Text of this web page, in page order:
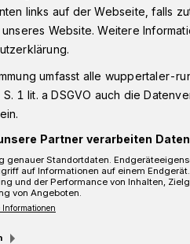
Wendung
Roderich Trapp
Höschel. Der
für den im
in Berlin eine Gruppe
links auf der Webseite, falls
Website. Weitere
umfasst alle wuppertaler-
1 lit. a DSGVO auch die
Partner verarbeiten
genauer Standortdaten.
auf Informationen auf einem
und der Performance von Inhalten,
von Angeboten.